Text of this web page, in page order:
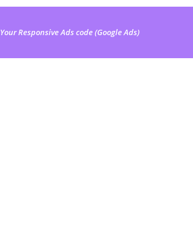
Your Responsive Ads code (Google Ads)